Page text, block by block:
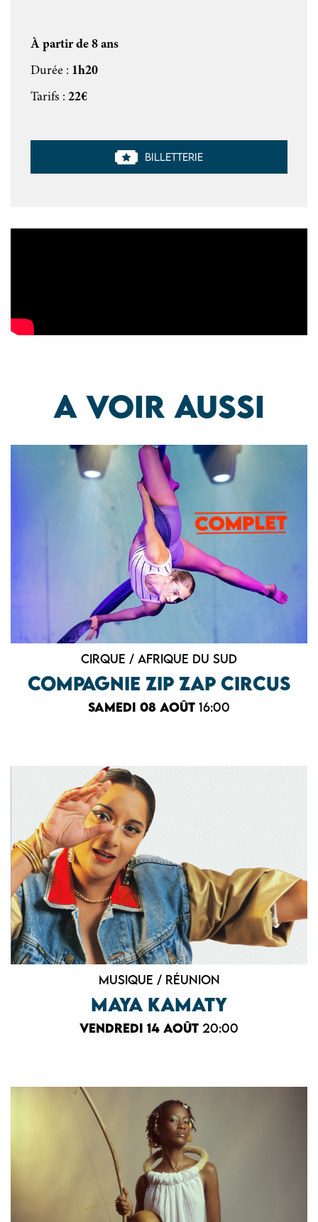
À partir de 8 ans
Durée : 1h20
Tarifs : 22€
Billetterie
A voir aussi
Cirque / Afrique du Sud
COMPAGNIE ZIP ZAP CIRCUS
samedi 08 août 16:00
Musique / Réunion
MAYA KAMATY
vendredi 14 août 20:00